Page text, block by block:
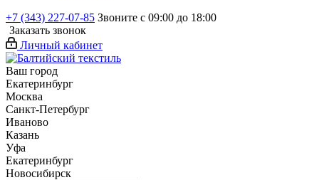
+7 (343) 227-07-85 Звоните с 09:00 до 18:00
Заказать звонок
Личный кабинет
Ваш город
Екатеринбург
Москва
Санкт-Петербург
Иваново
Казань
Уфа
Екатеринбург
Новосибирск